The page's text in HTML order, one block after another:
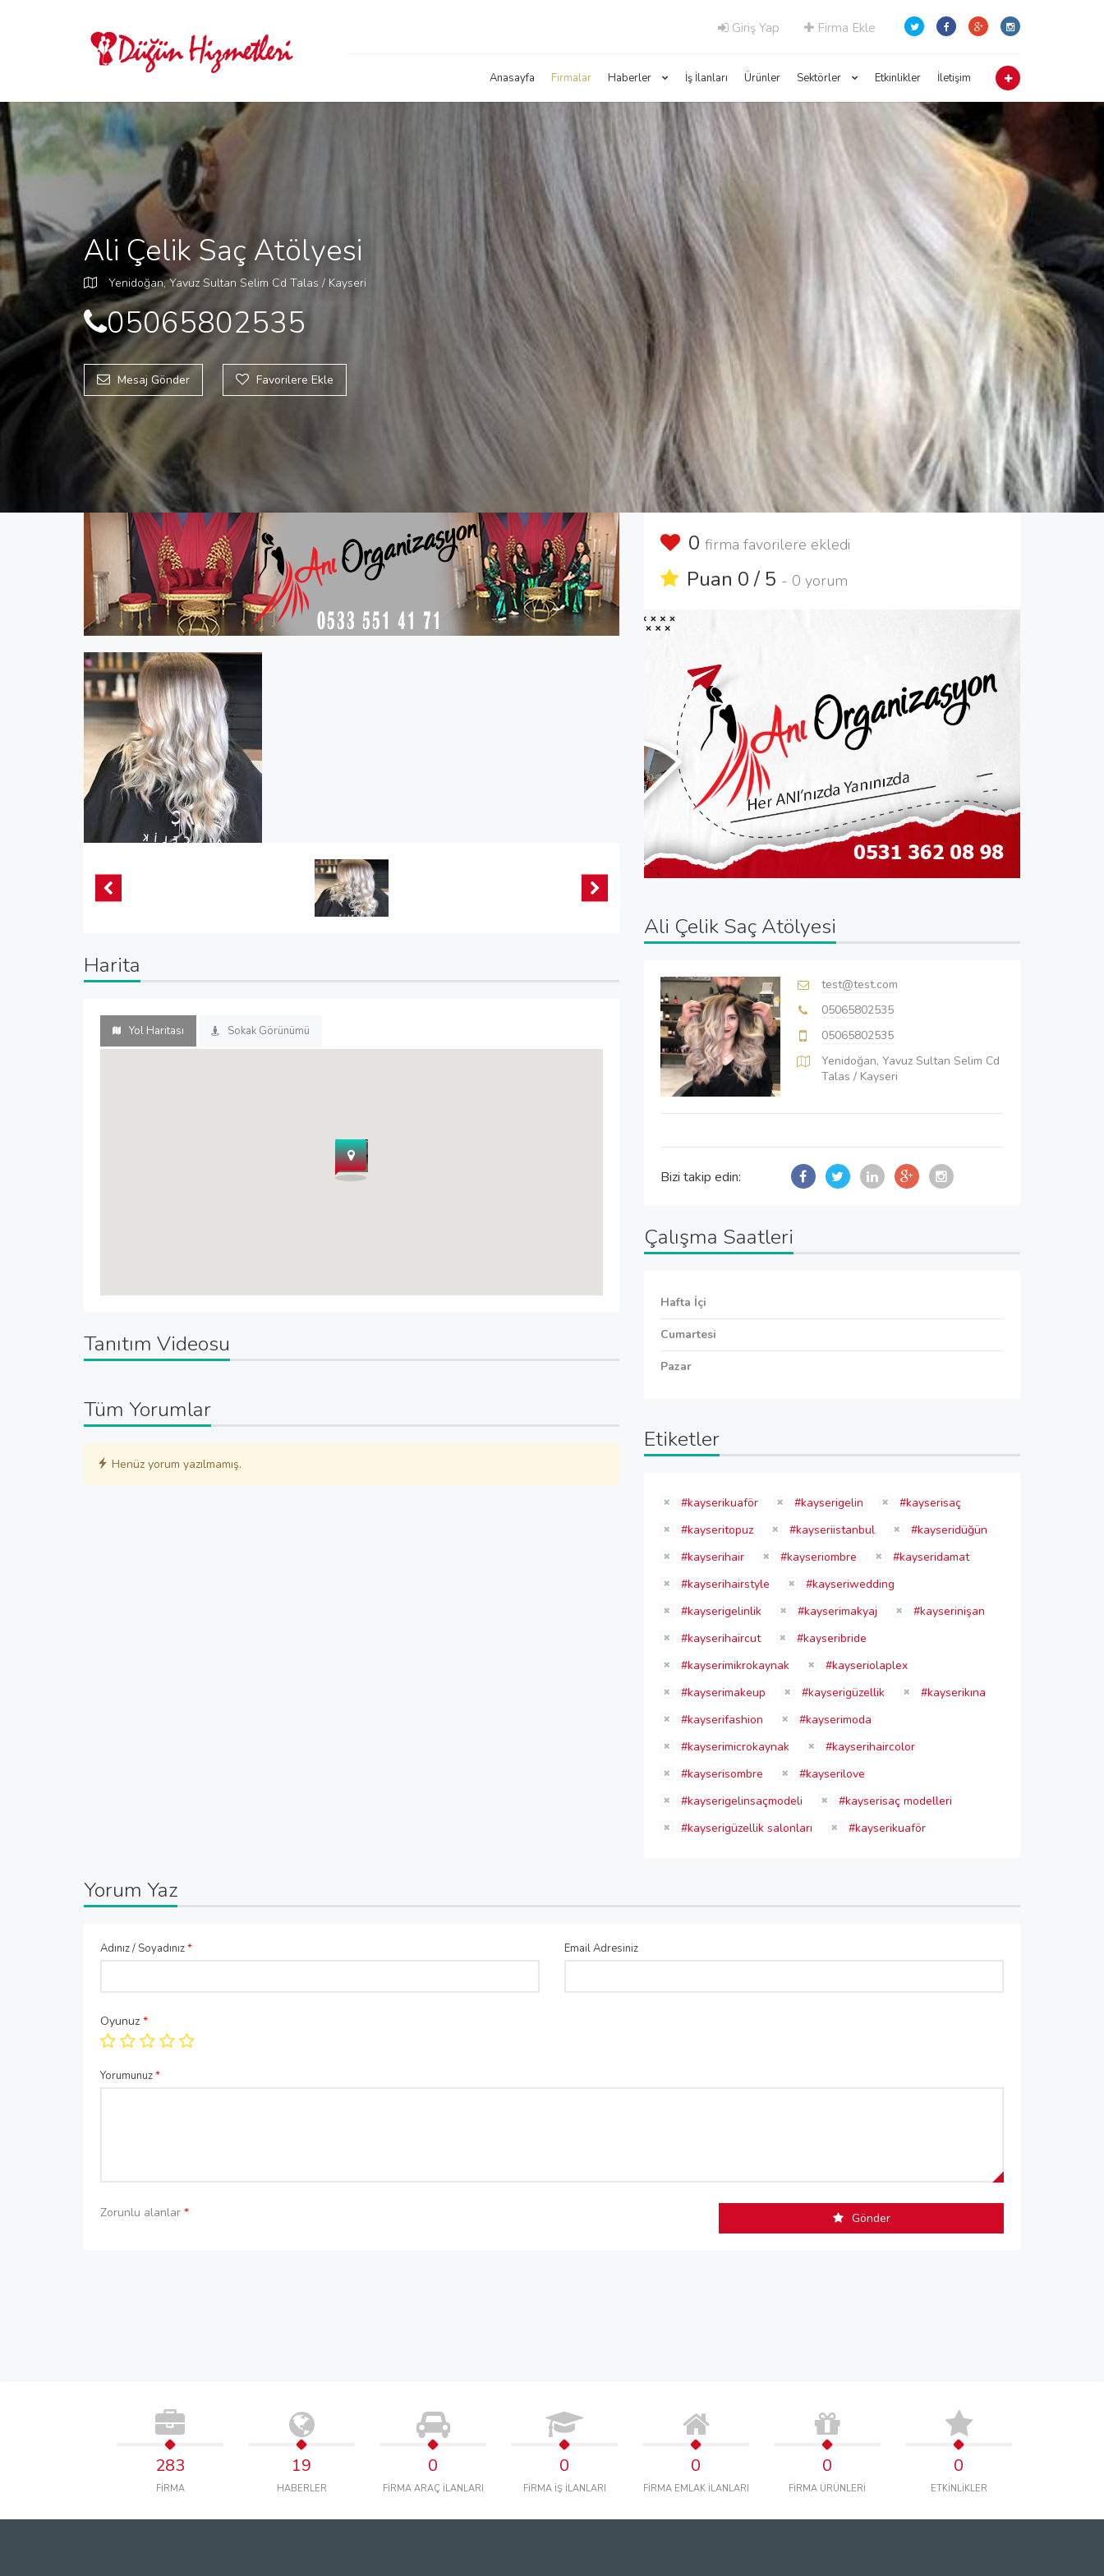
Giriş Yap Firma Ekle
Anasayfa Firmalar Haberler İş İlanları Ürünler Sektörler Etkinlikler İletişim
Ali Çelik Saç Atölyesi
Yenidoğan, Yavuz Sultan Selim Cd Talas / Kayseri
05065802535
Mesaj Gönder Favorilere Ekle
Harita
Yol Haritası Sokak Görünümü
Tanıtım Videosu
Tüm Yorumlar
Henüz yorum yazılmamış.
0firma favorilere ekledi
Puan 0 / 5 - 0 yorum
Ali Çelik Saç Atölyesi
test@test.com
05065802535
05065802535
Yenidoğan, Yavuz Sultan Selim Cd
Talas / Kayseri
Bizi takip edin:
Çalışma Saatleri
Hafta İçi
Cumartesi
Pazar
Etiketler
#kayserikuaför #kayserigelin
#kayserisaç
#kayseritopuz
#kayseriistanbul
#kayseridüğün
#kayserihair
#kayseriombre
#kayseridamat
#kayserihairstyle
#kayseriwedding
#kayserigelinlik
#kayserimakyaj
#kayserinişan
#kayserihaircut
#kayseribride
#kayserimikrokaynak
#kayseriolaplex
#kayserimakeup
#kayserigüzellik
#kayserikına
#kayserifashion
#kayserimoda
#kayserimicrokaynak
#kayserihaircolor
#kayserisombre
#kayserilove
#kayserigelinsaçmodeli
#kayserisaç modelleri
#kayserigüzellik salonları
#kayserikuaför
Yorum Yaz
Adınız / Soyadınız* Email Adresiniz
Oyunuz *
Yorumunuz*
Zorunlu alanlar * Gönder
283
FİRMA
19
HABERLER
0
FİRMA ARAÇ İLANLARI
0
FİRMA İŞ İLANLARI
0
FİRMA EMLAK İLANLARI
0
FİRMA ÜRÜNLERİ
0
ETKİNLİKLER